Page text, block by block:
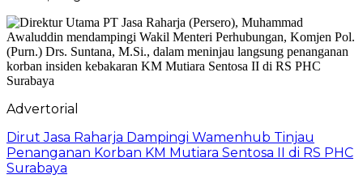
Advertorial
Dirut Jasa Raharja Dampingi Wamenhub Tinjau
Penanganan Korban KM Mutiara Sentosa II di RS PHC
Surabaya